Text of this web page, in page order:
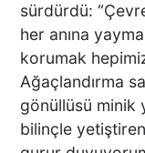
sürdürdü:
her anına
korumak
Ağaçlandırma
gönüllüsü minik
bilinçle